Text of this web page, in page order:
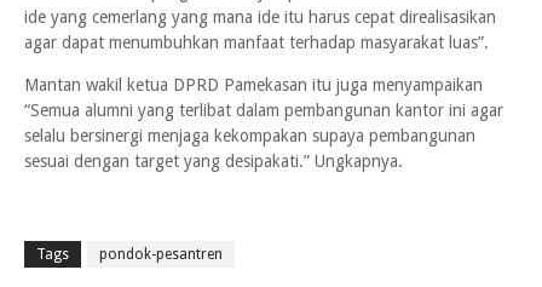
ide yang cemerlang yang mana ide itu harus cepat direalisasikan
agar dapat menumbuhkan manfaat terhadap masyarakat luas”.
Mantan wakil ketua DPRD Pamekasan itu juga menyampaikan
“Semua alumni yang terlibat dalam pembangunan kantor ini agar
selalu bersinergi menjaga kekompakan supaya pembangunan
sesuai dengan target yang desipakati.” Ungkapnya.
Tags pondok-pesantren